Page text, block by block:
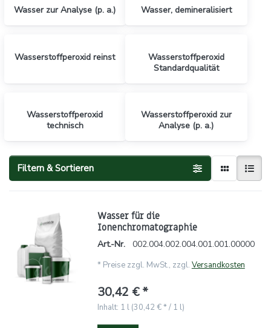
Wasser zur Analyse (p. a.) Wasser, demineralisiert
Wasserstoffperoxid reinst
Wasserstoffperoxid
Standardqualität
Wasserstoffperoxid
technisch
Wasserstoffperoxid zur
Analyse (p. a.)
Filtern & Sortieren
Wasser für die
Ionenchromatographie
Art.-Nr. 002.004.002.004.001.001.00000
* Preise zzgl. MwSt., zzgl. Versandkosten
30,42 € *
Inhalt: 1 l (30,42 € * / 1 l)